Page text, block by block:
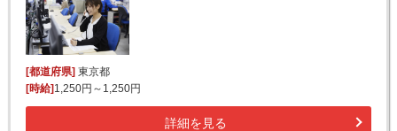
[都道府県]東京都
[時給]1,250円～1,250円
詳細を見る